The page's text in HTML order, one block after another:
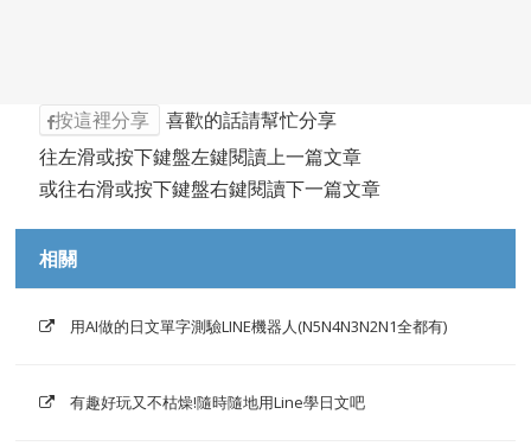
按這裡分享
喜歡的話請幫忙分享
往左滑或按下鍵盤左鍵閱讀上一篇文章
或往右滑或按下鍵盤右鍵閱讀下一篇文章
相關
用AI做的日文單字測驗LINE機器人(N5N4N3N2N1全都有)
有趣好玩又不枯燥!隨時隨地用Line學日文吧